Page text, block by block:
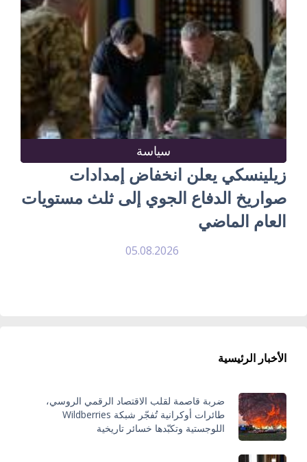
سياسة
زيلينسكي يعلن انخفاض إمدادات
صواريخ الدفاع الجوي إلى ثلث مستويات
العام الماضي
05.08.2026
الأخبار الرئيسية
ضربة قاصمة لقلب الاقتصاد الرقمي الروسي،
طائرات أوكرانية تُفجّر شبكة Wildberries
اللوجستية وتكبّدها خسائر تاريخية